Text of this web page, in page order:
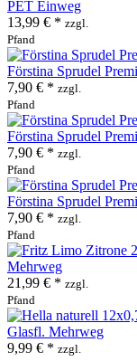
PET Einweg
13,99 € * zzgl.
Pfand
Förstina Sprudel
7,90 € * zzgl.
Pfand
Förstina Sprudel
7,90 € * zzgl.
Pfand
Förstina Sprudel
7,90 € * zzgl.
Pfand
Mehrweg
21,99 € * zzgl.
Pfand
Glasfl. Mehrweg
9,99 € * zzgl.